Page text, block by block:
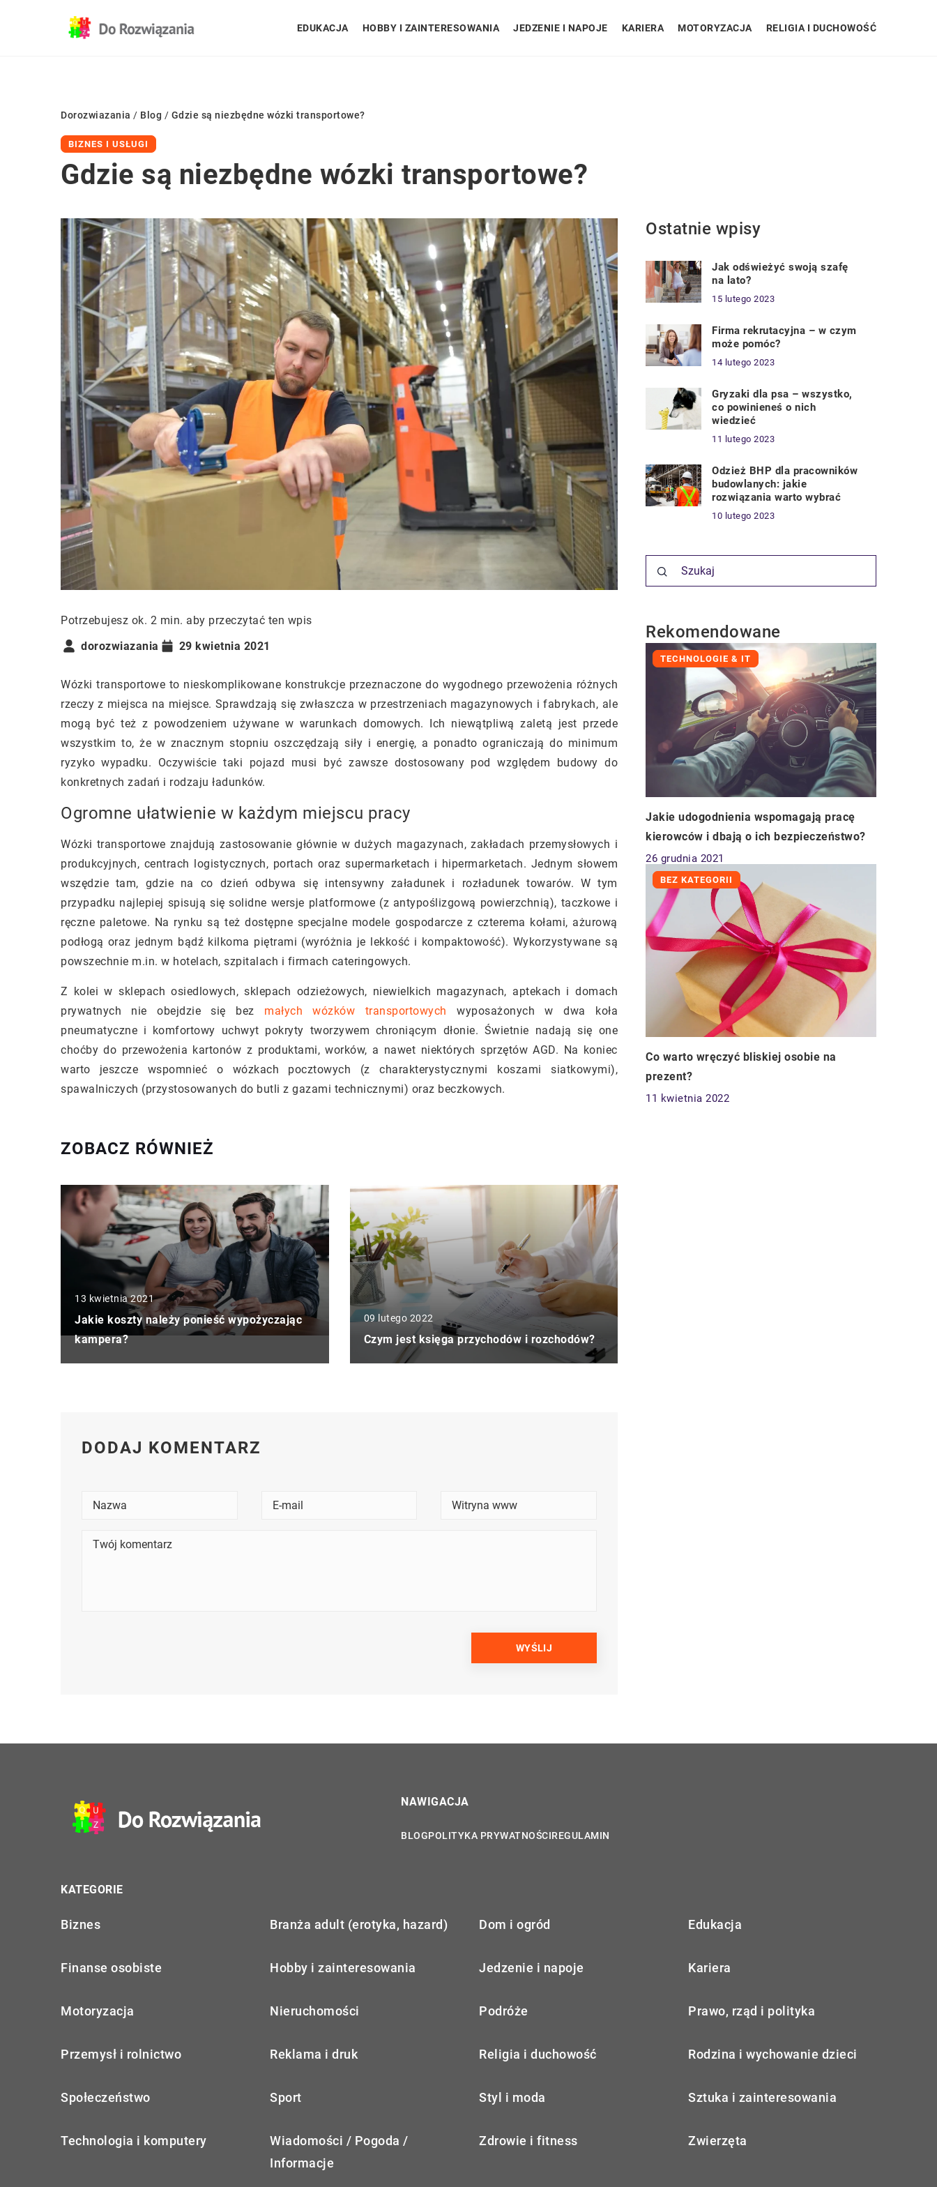
EDUKACJA HOBBY I ZAINTERESOWANIA JEDZENIE I NAPOJE KARIERA MOTORYZACJA RELIGIA I DUCHOWOŚĆ
Dorozwiazania / Blog / Gdzie są niezbędne wózki transportowe?
BIZNES I USŁUGI
Gdzie są niezbędne wózki transportowe?
Potrzebujesz ok. 2 min. aby przeczytać ten wpis
dorozwiazania
29 kwietnia 2021
Wózki transportowe to nieskomplikowane konstrukcje przeznaczone do wygodnego przewożenia różnych
rzeczy z miejsca na miejsce. Sprawdzają się zwłaszcza w przestrzeniach magazynowych i fabrykach, ale
mogą być też z powodzeniem używane w warunkach domowych. Ich niewątpliwą zaletą jest przede
wszystkim to, że w znacznym stopniu oszczędzają siły i energię, a ponadto ograniczają do minimum
ryzyko wypadku. Oczywiście taki pojazd musi być zawsze dostosowany pod względem budowy do
konkretnych zadań i rodzaju ładunków.
Ogromne ułatwienie w każdym miejscu pracy
Wózki transportowe znajdują zastosowanie głównie w dużych magazynach, zakładach przemysłowych i
produkcyjnych, centrach logistycznych, portach oraz supermarketach i hipermarketach. Jednym słowem
wszędzie tam, gdzie na co dzień odbywa się intensywny załadunek i rozładunek towarów. W tym
przypadku najlepiej spisują się solidne wersje platformowe (z antypoślizgową powierzchnią), taczkowe i
ręczne paletowe. Na rynku są też dostępne specjalne modele gospodarcze z czterema kołami, ażurową
podłogą oraz jednym bądź kilkoma piętrami (wyróżnia je lekkość i kompaktowość). Wykorzystywane są
powszechnie m.in. w hotelach, szpitalach i firmach cateringowych.
Z kolei w sklepach osiedlowych, sklepach odzieżowych, niewielkich magazynach, aptekach i domach
prywatnych nie obejdzie się bez małych wózków transportowych wyposażonych w dwa koła
pneumatyczne i komfortowy uchwyt pokryty tworzywem chroniącym dłonie. Świetnie nadają się one
choćby do przewożenia kartonów z produktami, worków, a nawet niektórych sprzętów AGD. Na koniec
warto jeszcze wspomnieć o wózkach pocztowych (z charakterystycznymi koszami siatkowymi),
spawalniczych (przystosowanych do butli z gazami technicznymi) oraz beczkowych.
ZOBACZ RÓWNIEŻ
13 kwietnia 2021
Jakie koszty należy ponieść wypożyczając
kampera?
09 lutego 2022
Czym jest księga przychodów i rozchodów?
Ostatnie wpisy
Jak odświeżyć swoją szafę
na lato?
15 lutego 2023
Firma rekrutacyjna – w czym
może pomóc?
14 lutego 2023
Gryzaki dla psa – wszystko,
co powinieneś o nich
wiedzieć
11 lutego 2023
Odzież BHP dla pracowników
budowlanych: jakie
rozwiązania warto wybrać
10 lutego 2023
Rekomendowane
TECHNOLOGIE & IT
Jakie udogodnienia wspomagają pracę
kierowców i dbają o ich bezpieczeństwo?
26 grudnia 2021
BEZ KATEGORII
Co warto wręczyć bliskiej osobie na
prezent?
11 kwietnia 2022
DODAJ KOMENTARZ
NAWIGACJA
BLOGPOLITYKA PRYWATNOŚCIREGULAMIN
KATEGORIE
Biznes Branża adult (erotyka, hazard) Dom i ogród Edukacja
Finanse osobiste Hobby i zainteresowania Jedzenie i napoje Kariera
Motoryzacja Nieruchomości Podróże Prawo, rząd i polityka
Przemysł i rolnictwo Reklama i druk Religia i duchowość Rodzina i wychowanie dzieci
Społeczeństwo Sport Styl i moda Sztuka i zainteresowania
Technologia i komputery
Wiadomości / Pogoda /
Informacje
Zdrowie i fitness Zwierzęta